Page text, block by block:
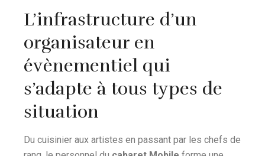
L’infrastructure d’un
organisateur en
évènementiel qui
s’adapte à tous types de
situation
Du cuisinier aux artistes en passant par les chefs de